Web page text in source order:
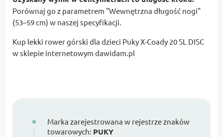
Porównaj go z parametrem "Wewnętrzna długość nogi"
(53–59 cm) w naszej specyfikacji.
Kup lekki rower górski dla dzieci Puky X-Coady 20 SL DISC
w sklepie internetowym dawidam.pl
Marka zarejestrowana w rejestrze znaków
towarowych: PUKY